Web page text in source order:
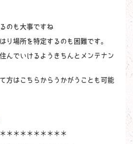
のも大事ですね
り場所を特定するのも困難です。
んでいけるようきちんとメンテナン
方はこちらからうかがうことも可能
＊＊＊＊＊＊＊＊＊